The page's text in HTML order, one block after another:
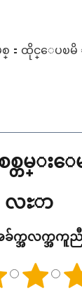
：ထိုင္ေပၿမိ
စ္တမ္းေ
လႊာ
အလက္အကူညီ